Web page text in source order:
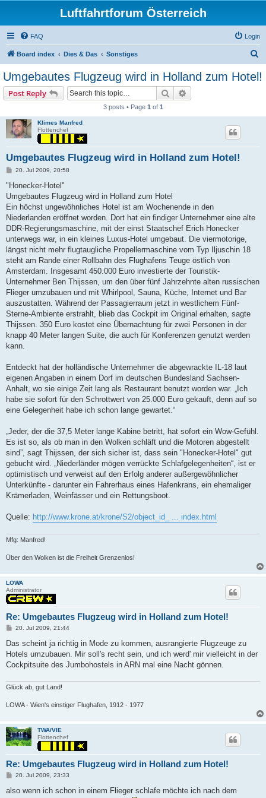
Luftfahrtforum Österreich
FAQ Login
Board index Dies & Das Sonstiges
a
Umgebautes Flugzeug wird in Holland zum Hotel!
Post Reply Search
3 posts • Page 1 of 1
Klimes Manfred
Flottenchef
Umgebautes Flugzeug wird in Holland zum Hotel!
P
s
20. Jul 2009, 20:58
"Honecker-Hotel"
Umgebautes Flugzeug wird in Holland zum Hotel
Ein höchst ungewöhnliches Hotel ist am Wochenende in den
Niederlanden eröffnet worden. Dort hat ein findiger Unternehmer eine alte
DDR-Regierungsmaschine, mit der einst Staatschef Erich Honecker
unterwegs war, in ein kleines Luxus-Hotel umgebaut. Die viermotorige,
längst nicht mehr flugtaugliche Propellermaschine vom Typ Iljuschin 18
steht am Rande einer Rollbahn des Flughafens Teuge östlich von
Amsterdam. Insgesamt 450.000 Euro investierte der Touristik-
Unternehmer Ben Thijssen, um den über fünf Jahrzehnte alten russischen
Flieger umzubauen und mit Whirlpool, Sauna, Küche, Internet und Bar
auszustatten. Während der Passagierraum jetzt in westlichem Fünf-
Sterne-Ambiente erstrahlt, blieb das Cockpit im Original erhalten, sagte
Thijssen. 350 Euro kostet eine Übernachtung für zwei Personen in der
knapp 40 Meter langen Suite, die auch für Konferenzen genutzt werden
kann.
Entdeckt hat der holländische Unternehmer die abgewrackte IL-18 laut
eigenen Angaben in einem Dorf im deutschen Bundesland Sachsen-
Anhalt, wo sie einige Zeit lang als Restaurant benutzt worden war. „Ich
habe sie sofort für den Schrottwert von 25.000 Euro gekauft, denn auf so
eine Gelegenheit habe ich schon lange gewartet.“
„Jeder, der die 37,5 Meter lange Kabine betritt, hat sofort ein Wow-Gefühl.
Es ist so, als ob man in den Wolken schläft und die Motoren abgestellt
sind”, sagt Thijssen, der sich sicher ist, dass sein "Honecker-Hotel" gut
gebucht wird. „Niederländer mögen verrückte Schlafgelegenheiten“, ist er
optimistisch und verweist auf den Erfolg anderer außergewöhnlicher
Unterkünfte - darunter ein Fahrerhaus eines Hafenkrans, ein ehemaliger
Krämerladen, Weinfässer und ein Rettungsboot.
Quelle: http://www.krone.at/krone/S2/object_id_ ... index.html
Mfg: Manfred!
Über den Wolken ist die Freiheit Grenzenlos!
LOWA
Administrator
Re: Umgebautes Flugzeug wird in Holland zum Hotel!
P
s
20. Jul 2009, 21:44
Das scheint ja richtig in Mode zu kommen, ausrangierte Flugzeuge zu
Hotels umzubauen. Mir soll's recht sein, und ich werd' mir vielleicht in der
Cockpitsuite des Jumbohostels in ARN mal eine Nacht gönnen.
Glück ab, gut Land!
LOWA - Wien's einstiger Flughafen, 1912 - 1977
TWA/VIE
Flottenchef
Re: Umgebautes Flugzeug wird in Holland zum Hotel!
P
s
20. Jul 2009, 23:33
also wenn ich schon in einem Flieger schlafe möchte ich nach dem